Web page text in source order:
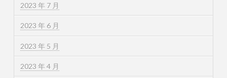
2023 年 7 月
2023 年 6 月
2023 年 5 月
2023 年 4 月